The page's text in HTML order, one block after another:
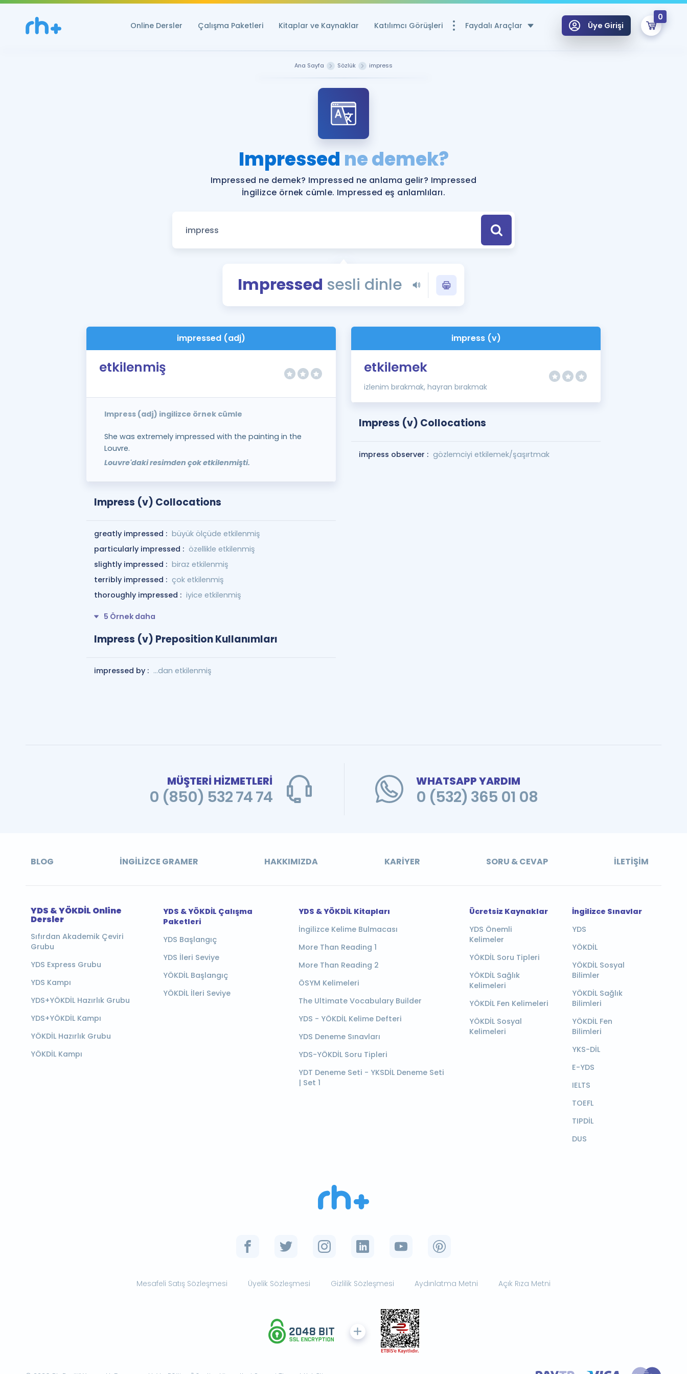
Online Dersler Çalışma Paketleri Kitaplar ve Kaynaklar Katılımcı Görüşleri Faydalı Araçlar
YDS ve YÖKDİL Puan Hesaplama Aracı
YDS ve YÖKDİL'e Hazırlananlar için Öneriler
Tüm ÖSYM Sınavları Tek Takvimde
YDS - YÖKDİL Tüm Sınavlarla İlgili Haberler
İngilizce Gramer
Üye Girişi
0
Remzi Hoca ile seni sınava hazırlayacak onlarca eğitim seni bekliyor!
Ana Sayfa Sözlük impress
Impressed ne demek?
Impressed ne demek? Impressed ne anlama gelir? Impressed
İngilizce örnek cümle. Impressed eş anlamlıları.
Impressed sesli dinle
impressed (adj)
etkilenmiş
Impress (adj) ingilizce örnek cümle
She was extremely impressed with the painting in the
Louvre.
Louvre'daki resimden çok etkilenmişti.
Impress (v) Collocations
greatly impressed : büyük ölçüde etkilenmiş
particularly impressed : özellikle etkilenmiş
slightly impressed : biraz etkilenmiş
terribly impressed : çok etkilenmiş
thoroughly impressed : iyice etkilenmiş
5 Örnek daha
Impress (v) Preposition Kullanımları
impressed by : ...dan etkilenmiş
impress (v)
etkilemek
izlenim bırakmak, hayran bırakmak
Impress (v) Collocations
impress observer : gözlemciyi etkilemek/şaşırtmak
MÜŞTERİ HİZMETLERİ
0 (850) 532 74 74
WHATSAPP YARDIM
0 (532) 365 01 08
BLOG İNGILIZCE GRAMER HAKKIMIZDA KARIYER SORU & CEVAP İLETIŞIM
YDS & YÖKDİL Online
Dersler
Sıfırdan Akademik Çeviri
Grubu
YDS Express Grubu
YDS Kampı
YDS+YÖKDİL Hazırlık Grubu
YDS+YÖKDİL Kampı
YÖKDİL Hazırlık Grubu
YÖKDİL Kampı
YDS & YÖKDİL Çalışma
Paketleri
YDS Başlangıç
YDS İleri Seviye
YÖKDİL Başlangıç
YÖKDİL İleri Seviye
YDS & YÖKDİL Kitapları
İngilizce Kelime Bulmacası
More Than Reading 1
More Than Reading 2
ÖSYM Kelimeleri
The Ultimate Vocabulary Builder
YDS - YÖKDİL Kelime Defteri
YDS Deneme Sınavları
YDS-YÖKDİL Soru Tipleri
YDT Deneme Seti - YKSDİL Deneme Seti
| Set 1
Ücretsiz Kaynaklar
YDS Önemli
Kelimeler
YÖKDİL Soru Tipleri
YÖKDİL Sağlık
Kelimeleri
YÖKDİL Fen Kelimeleri
YÖKDİL Sosyal
Kelimeleri
İngilizce Sınavlar
YDS
YÖKDİL
YÖKDİL Sosyal
Bilimler
YÖKDİL Sağlık
Bilimleri
YÖKDİL Fen
Bilimleri
YKS-DİL
E-YDS
IELTS
TOEFL
TIPDİL
DUS
Mesafeli Satış Sözleşmesi Üyelik Sözleşmesi Gizlilik Sözleşmesi Aydınlatma Metni Açık Rıza Metni